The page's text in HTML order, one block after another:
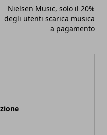
Nielsen Music, solo il 20%
degli utenti scarica musica
a pagamento